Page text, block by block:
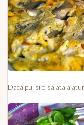
Daca pui si o salata